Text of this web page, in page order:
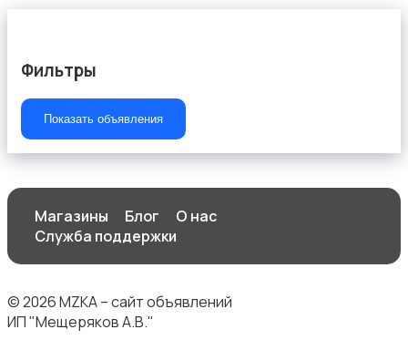
Свитеры и толстовки
Спортивная одежда
Фильтры
Показать объявления
Магазины Блог
О нас
Служба поддержки
© 2026 MZKA – сайт объявлений
ИП "Мещеряков А.В."